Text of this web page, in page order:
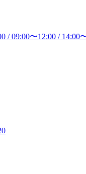
/09:00〜12:00 / 14:00